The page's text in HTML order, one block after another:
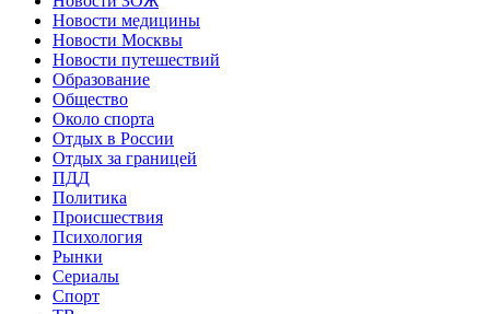
Новости медицины
Новости Москвы
Новости путешествий
Образование
Общество
Около спорта
Отдых в России
Отдых за границей
ПДД
Политика
Происшествия
Психология
Рынки
Сериалы
Спорт